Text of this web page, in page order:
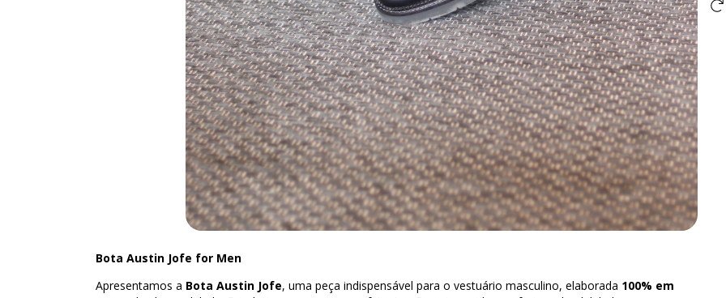
Bota Austin Jofe for Men
Apresentamos a Bota Austin Jofe, uma peça indispensável para o vestuário masculino, elaborada 100% em